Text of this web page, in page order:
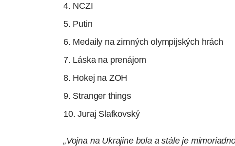
NCZI
Putin
Medaily na zimných olympijských hrách
Láska na prenájom
Hokej na ZOH
Stranger things
Juraj Slafkovský
„Vojna na Ukrajine bola a stále je